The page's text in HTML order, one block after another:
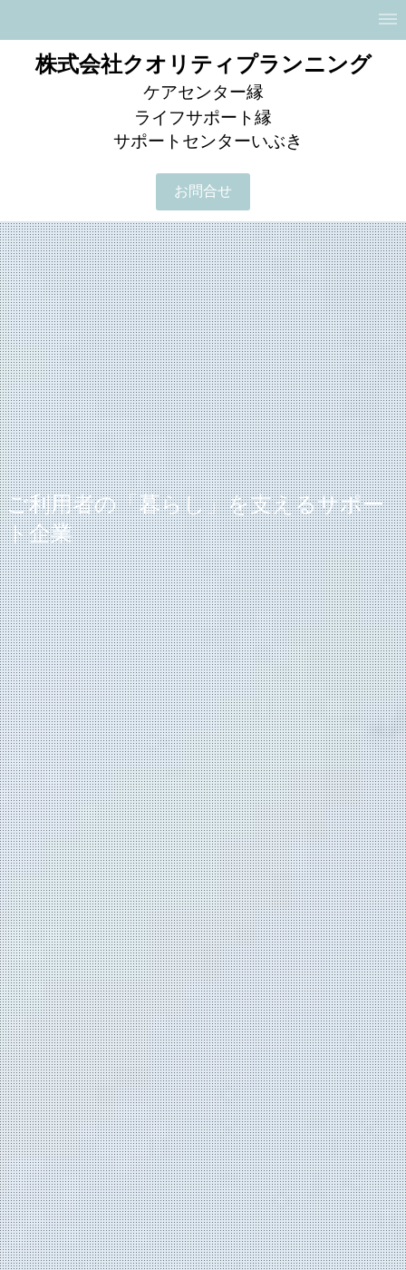
株式会社クオリティプランニング
ケアセンター縁
ライフサポート縁
サポートセンターいぶき
お問合せ
ご利用者の「暮らし」を支えるサポー
ト企業